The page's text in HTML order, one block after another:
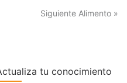
Siguiente Alimento »
tu conocimiento